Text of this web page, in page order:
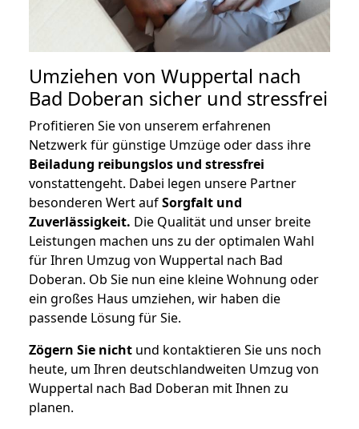
Umziehen von Wuppertal nach
Bad Doberan sicher und stressfrei
Profitieren Sie von unserem erfahrenen
Netzwerk für günstige Umzüge oder dass ihre
Beiladung reibungslos und stressfrei
vonstattengeht. Dabei legen unsere Partner
besonderen Wert aufSorgfalt und
Zuverlässigkeit. Die Qualität und unser breite
Leistungen machen uns zu der optimalen Wahl
für Ihren Umzug von Wuppertal nach Bad
Doberan. Ob Sie nun eine kleine Wohnung oder
ein großes Haus umziehen, wir haben die
passende Lösung für Sie.
Zögern Sie nicht und kontaktieren Sie uns noch
heute, um Ihren deutschlandweiten Umzug von
Wuppertal nach Bad Doberan mit Ihnen zu
planen.